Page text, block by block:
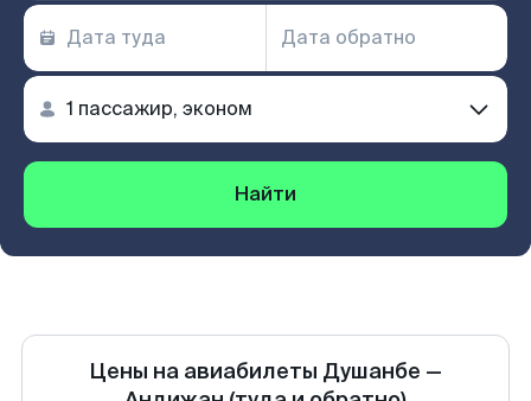
Найти
Цены на авиабилеты Душанбе —